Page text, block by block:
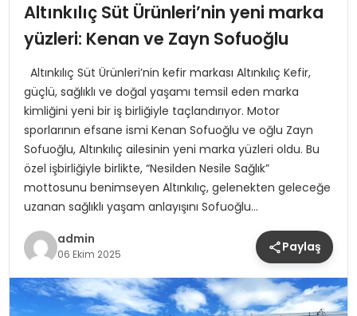
TANYER YAPI ZEMIN MÜHENDISLIĞINDE HEDEF
BÜYÜTTÜ
TOROSLAR’DA PAZAR GERGİNLİĞİ!
Altınkılıç Süt Ürünleri’nin yeni marka
yüzleri: Kenan ve Zayn Sofuoğlu
Altınkılıç Süt Ürünleri’nin kefir markası Altınkılıç Kefir,
güçlü, sağlıklı ve doğal yaşamı temsil eden marka
kimliğini yeni bir iş birliğiyle taçlandırıyor. Motor
sporlarının efsane ismi Kenan Sofuoğlu ve oğlu Zayn
Sofuoğlu, Altınkılıç ailesinin yeni marka yüzleri oldu. Bu
özel işbirliğiyle birlikte, “Nesilden Nesile Sağlık”
mottosunu benimseyen Altınkılıç, gelenekten geleceğe
uzanan sağlıklı yaşam anlayışını Sofuoğlu…
admin
06 Ekim 2025 Paylaş